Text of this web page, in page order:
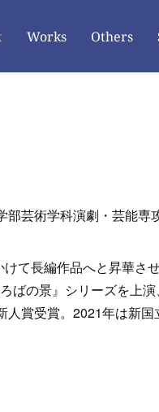
Works Others
部芸術学科演劇・芸能専
て長編作品へと昇華さ
の景』シリーズを上演、
人賞受賞。2021年は新国